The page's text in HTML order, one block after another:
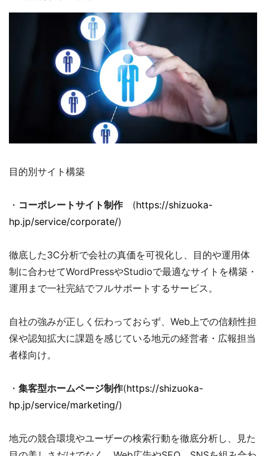
目的別サイト構築
・ コーポレートサイト制作(https://shizuoka-
hp.jp/service/corporate/)
徹底した3C分析で会社の真価を可視化し、目的や運用体
制に合わせてWordPressやStudioで最適なサイトを構築・
運用まで一社完結でフルサポートするサービス。
自社の強みが正しく伝わっておらず、Web上での信頼性担
保や認知拡大に課題を感じている地元の経営者・広報担当
者様向け。
・ 集客型ホームページ制作(https://shizuoka-
hp.jp/service/marketing/)
地元の競合環境やユーザーの検索行動を徹底分析し、見た